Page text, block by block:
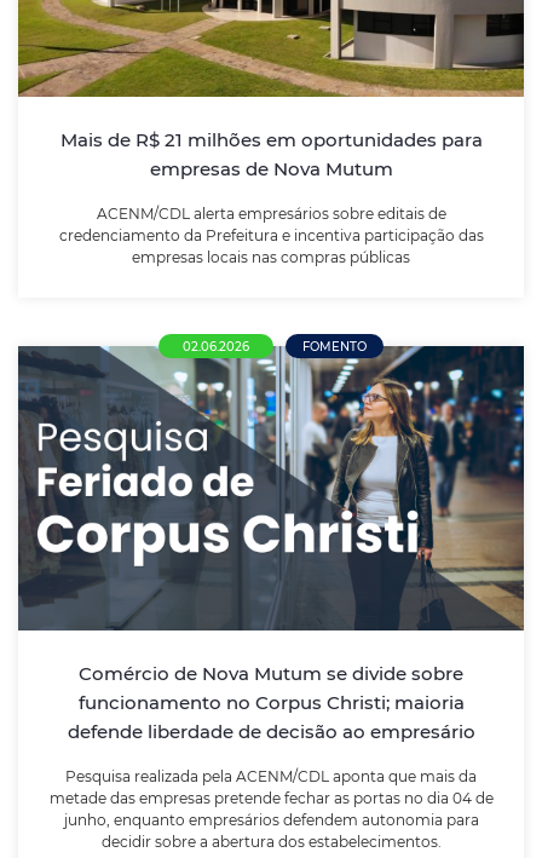
Mais de R$ 21 milhões em oportunidades para
empresas de Nova Mutum
ACENM/CDL alerta empresários sobre editais de
credenciamento da Prefeitura e incentiva participação das
empresas locais nas compras públicas
ACENM/CDL alerta empresários sobre editais de
credenciamento da Prefeitura e incentiva
participação das empresas locais nas compras
02.06.2026 FOMENTO
Comércio de Nova Mutum se divide sobre
funcionamento no Corpus Christi; maioria
defende liberdade de decisão ao empresário
Pesquisa realizada pela ACENM/CDL aponta que mais da
metade das empresas pretende fechar as portas no dia 04 de
junho, enquanto empresários defendem autonomia para
decidir sobre a abertura dos estabelecimentos.
Comércio de Nova Mutum se divide sobre
funcionamento no Corpus Christi; maioria
defende liberdade de decisão ao
empresário
Pesquisa realizada pela ACENM/CDL aponta que mais
autonomia para decidir sobre a abertura dos
estabelecimentos.
LEIA MAIS